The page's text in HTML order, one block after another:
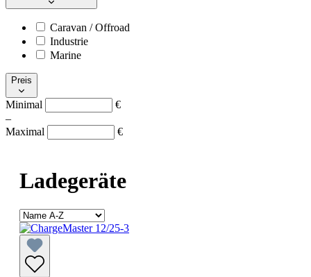
Caravan / Offroad
Industrie
Marine
Preis
Minimal
€
–
Maximal
€
Ladegeräte